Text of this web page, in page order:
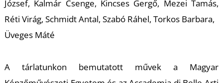
József, Kalmár Csenge, Kincses Gergő, Mezei Tamás,
Réti Virág, Schmidt Antal, Szabó Ráhel, Torkos Barbara,
Üveges Máté
A tárlatunkon bemutatott művek a Magyar